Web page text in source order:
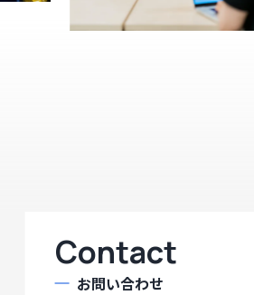
Contact
お問い合わせ